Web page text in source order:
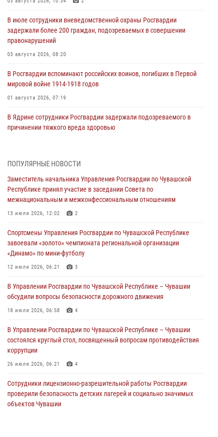
В июле сотрудники вневедомственной охраны Росгвардии
задержали более 200 граждан, подозреваемых в совершении
правонарушений
03 августа 2026, 08:20
В Росгвардии вспоминают российских воинов, погибших в Первой
мировой войне 1914-1918 годов
01 августа 2026, 07:19
В Ядрине сотрудники Росгвардии задержали подозреваемого в
причинении тяжкого вреда здоровью
1 августа – День дежурной службы войск национальной гвардии
Директор Росгвардии Герой России генерал армии Виктор Золотов
поздравил специалистов подразделений тыла с профессиональным
01 августа 2026, 00:01
В Чебоксарах при участии спецназа Росгвардии изъята крупная
партия немаркированной никотиносодержащей продукции (видео)
Сотрудник вневедомственной охраны Росгвардии рассказал
корреспонденту Издательского дома «Хыпар» о службе в ВДВ
ПОПУЛЯРНЫЕ НОВОСТИ
Заместитель начальника Управления Росгвардии по Чувашской
Республике принял участие в заседании Совета по
межнациональным и межконфессиональным отношениям
13 июля 2026, 12:02 2
Спортсмены Управления Росгвардии по Чувашской Республике
завоевали «золото» чемпионата региональной организации
«Динамо» по мини-футболу
12 июля 2026, 06:21 3
В Управлении Росгвардии по Чувашской Республике – Чувашии
обсудили вопросы безопасности дорожного движения
18 июля 2026, 06:58 4
В Управлении Росгвардии по Чувашской Республике – Чувашии
состоялся круглый стол, посвященный вопросам противодействия
коррупции
26 июля 2026, 06:21 4
Сотрудники лицензионно-разрешительной работы Росгвардии
проверили безопасность детских лагерей и социально значимых
объектов Чувашии